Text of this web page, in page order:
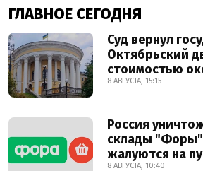
ГЛАВНОЕ СЕГОДНЯ
Суд вернул
Октябрьский
стоимостью
8 АВГУСТА, 15:15
Россия
склады
жалуются на
8 АВГУСТА, 10:40